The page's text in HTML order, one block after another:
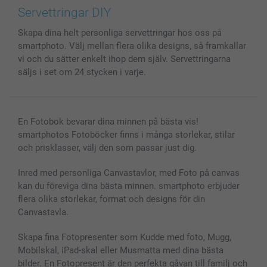
Bilder, Fotoförstoring & Fotohäften
Skal till Mobil & Surfplatta
MyNameBook
Fotoalmanackor & Fotoagenda
Fotoramar & Tillbehör
Cookie Policy
Villkor och garantier
Investor Relations
smartgaranti
Priser & betalning
Status på beställningar
Servettringar DIY
Skapa dina helt personliga servettringar hos oss på
smartphoto. Välj mellan flera olika designs, så framkallar
vi och du sätter enkelt ihop dem själv. Servettringarna
säljs i set om 24 stycken i varje.
En Fotobok bevarar dina minnen på bästa vis!
smartphotos Fotoböcker finns i många storlekar, stilar
och prisklasser, välj den som passar just dig.
Inred med personliga Canvastavlor, med Foto på canvas
kan du föreviga dina bästa minnen. smartphoto erbjuder
flera olika storlekar, format och designs för din
Canvastavla.
Skapa fina Fotopresenter som Kudde med foto, Mugg,
Mobilskal, iPad-skal eller Musmatta med dina bästa
bilder. En Fotopresent är den perfekta gåvan till familj och